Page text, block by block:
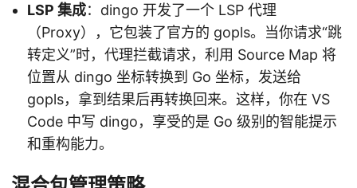
LSP 集成：dingo 开发了一个 LSP 代理
（Proxy），它包装了官方的 gopls。当你请求“跳
转定义”时，代理拦截请求，利用 Source Map 将
位置从 dingo 坐标转换到 Go 坐标，发送给
gopls，拿到结果后再转换回来。这样，你在 VS
Code 中写 dingo，享受的是 Go 级别的智能提示
和重构能力。